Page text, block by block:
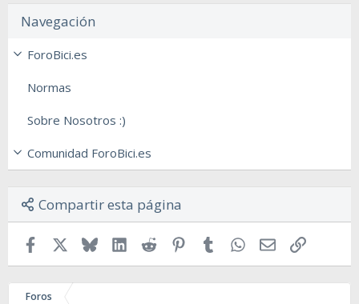
Navegación
ForoBici.es
Normas
Sobre Nosotros :)
Comunidad ForoBici.es
Compartir esta página
Facebook BlueskyLinkedInReddit Pinterest
Tumblr WhatsApp
EmailEnlace
Foros